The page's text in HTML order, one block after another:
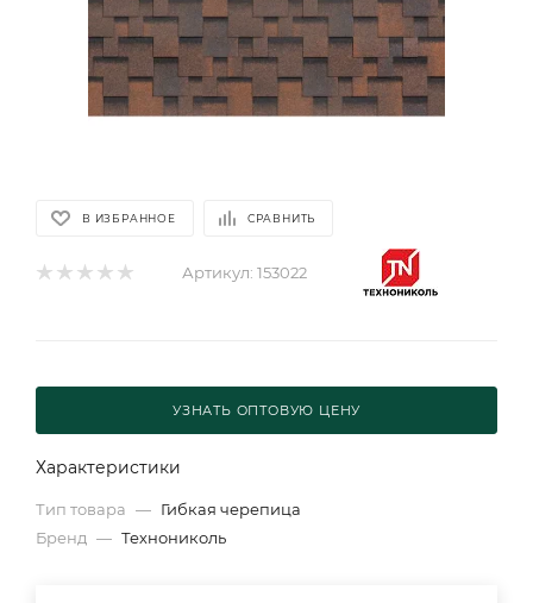
В ИЗБРАННОЕ СРАВНИТЬ
Артикул: 153022
УЗНАТЬ ОПТОВУЮ ЦЕНУ
Характеристики
Тип товара — Гибкая черепица
Бренд — Технониколь